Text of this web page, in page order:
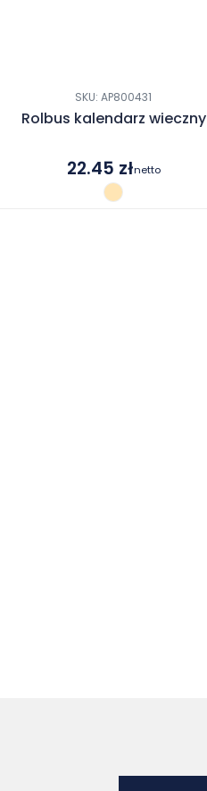
SKU: AP800431
Rolbus kalendarz wieczny
22.45 złnetto